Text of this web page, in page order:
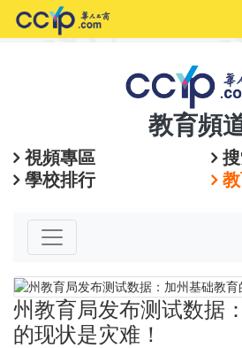
教育頻
視頻專區
搜
學校排行
教
州教育局发布测试数据
的现状是灾难！